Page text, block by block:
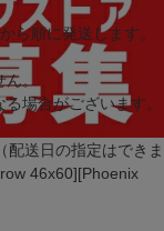
ら順に発送します。
。
場合がございます。
配送日の指定はできま
46x60][Phoenix